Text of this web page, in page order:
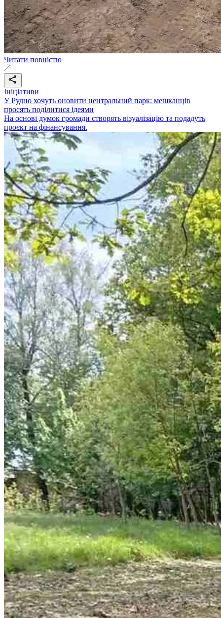
Читати повністю
Ініціативи
У Рудно хочуть оновити центральний парк: мешканців
просять поділитися ідеями
На основі думок громади створять візуалізацію та подадуть
проєкт на фінансування.